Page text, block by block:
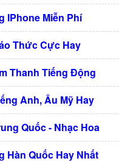
IPhone Miễn Phí
Thức Cực Hay
Thanh Tiếng Động
Anh, Âu Mỹ Hay
Quốc - Nhạc Hoa
Hàn Quốc Hay Nhất